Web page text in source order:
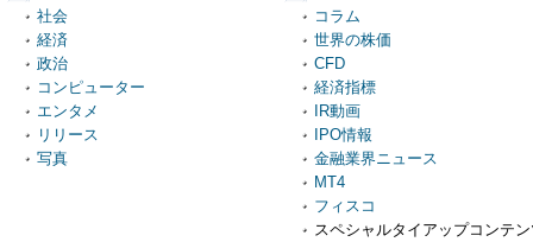
社会
経済
政治
コンピューター
エンタメ
リリース
写真
コラム
世界の株価
CFD
経済指標
IR動画
IPO情報
金融業界ニュース
MT4
フィスコ
スペシャルタイアップコンテ